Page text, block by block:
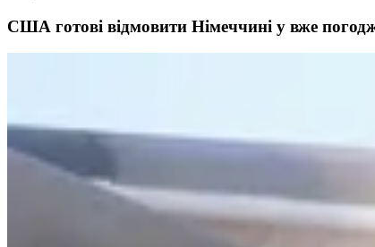
США готові відмовити Німеччині у вже